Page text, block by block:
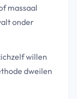
massaal
onder
willen
dweilen